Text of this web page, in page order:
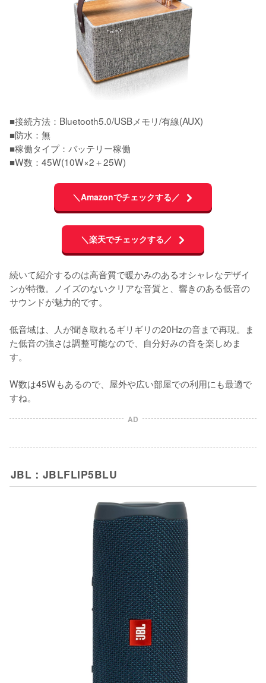
■接続方法：Bluetooth5.0/USBメモリ/有線(AUX)
■防水：無
■稼働タイプ：バッテリー稼働
■W数：45W(10W×2＋25W)
＼Amazonでチェックする／
＼楽天でチェックする／
続いて紹介するのは高音質で暖かみのあるオシャレなデザイ
ンが特徴。ノイズのないクリアな音質と、響きのある低音の
サウンドが魅力的です。
低音域は、人が聞き取れるギリギリの20Hzの音まで再現。ま
た低音の強さは調整可能なので、自分好みの音を楽しめま
す。
W数は45Wもあるので、屋外や広い部屋での利用にも最適で
すね。
AD
JBL：JBLFLIP5BLU